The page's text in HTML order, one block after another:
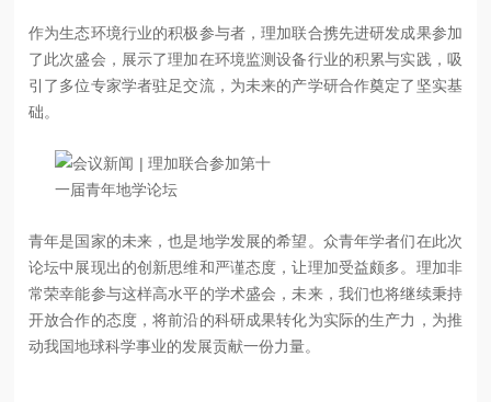
作为生态环境行业的积极参与者，理加联合携先进研发成果参加
了此次盛会，展示了理加在环境监测设备行业的积累与实践，吸
引了多位专家学者驻足交流，为未来的产学研合作奠定了坚实基
础。
青年是国家的未来，也是地学发展的希望。众青年学者们在此次
论坛中展现出的创新思维和严谨态度，让理加受益颇多。理加非
常荣幸能参与这样高水平的学术盛会，未来，我们也将继续秉持
开放合作的态度，将前沿的科研成果转化为实际的生产力，为推
动我国地球科学事业的发展贡献一份力量。